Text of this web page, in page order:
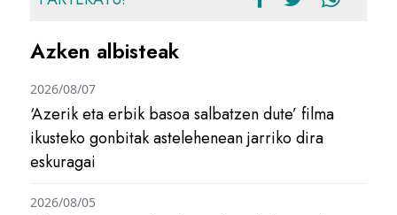
Azken albisteak
‘Azerik eta erbik basoa salbatzen dute’ filma
ikusteko gonbitak astelehenean jarriko dira
eskuragai
2026/08/07
2026/08/05